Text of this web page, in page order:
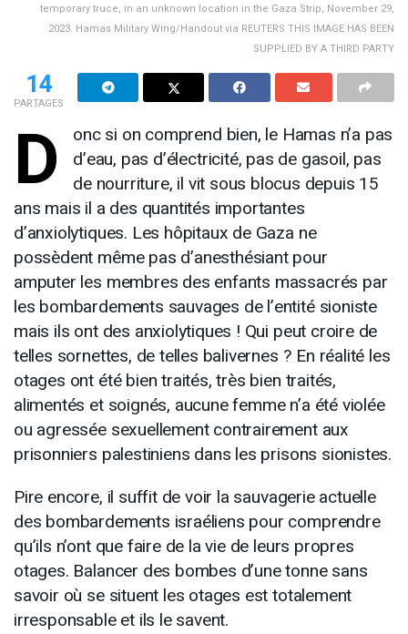
temporary truce, in an unknown location in the Gaza Strip, November 29,
2023. Hamas Military Wing/Handout via REUTERS THIS IMAGE HAS BEEN
SUPPLIED BY A THIRD PARTY
14
PARTAGES
D
onc si on comprend bien, le Hamas n’a pas
d’eau, pas d’électricité, pas de gasoil, pas
de nourriture, il vit sous blocus depuis 15
ans mais il a des quantités importantes
d’anxiolytiques. Les hôpitaux de Gaza ne
possèdent même pas d’anesthésiant pour
amputer les membres des enfants massacrés par
les bombardements sauvages de l’entité sioniste
mais ils ont des anxiolytiques ! Qui peut croire de
telles sornettes, de telles balivernes ? En réalité les
otages ont été bien traités, très bien traités,
alimentés et soignés, aucune femme n’a été violée
ou agressée sexuellement contrairement aux
prisonniers palestiniens dans les prisons sionistes.
Pire encore, il suffit de voir la sauvagerie actuelle
des bombardements israéliens pour comprendre
qu’ils n’ont que faire de la vie de leurs propres
otages. Balancer des bombes d’une tonne sans
savoir où se situent les otages est totalement
irresponsable et ils le savent.